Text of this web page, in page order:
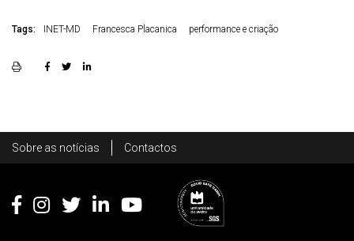
Tags: INET-MD Francesca Placanica performance e criação
Footer
Sobre as notícias Contactos